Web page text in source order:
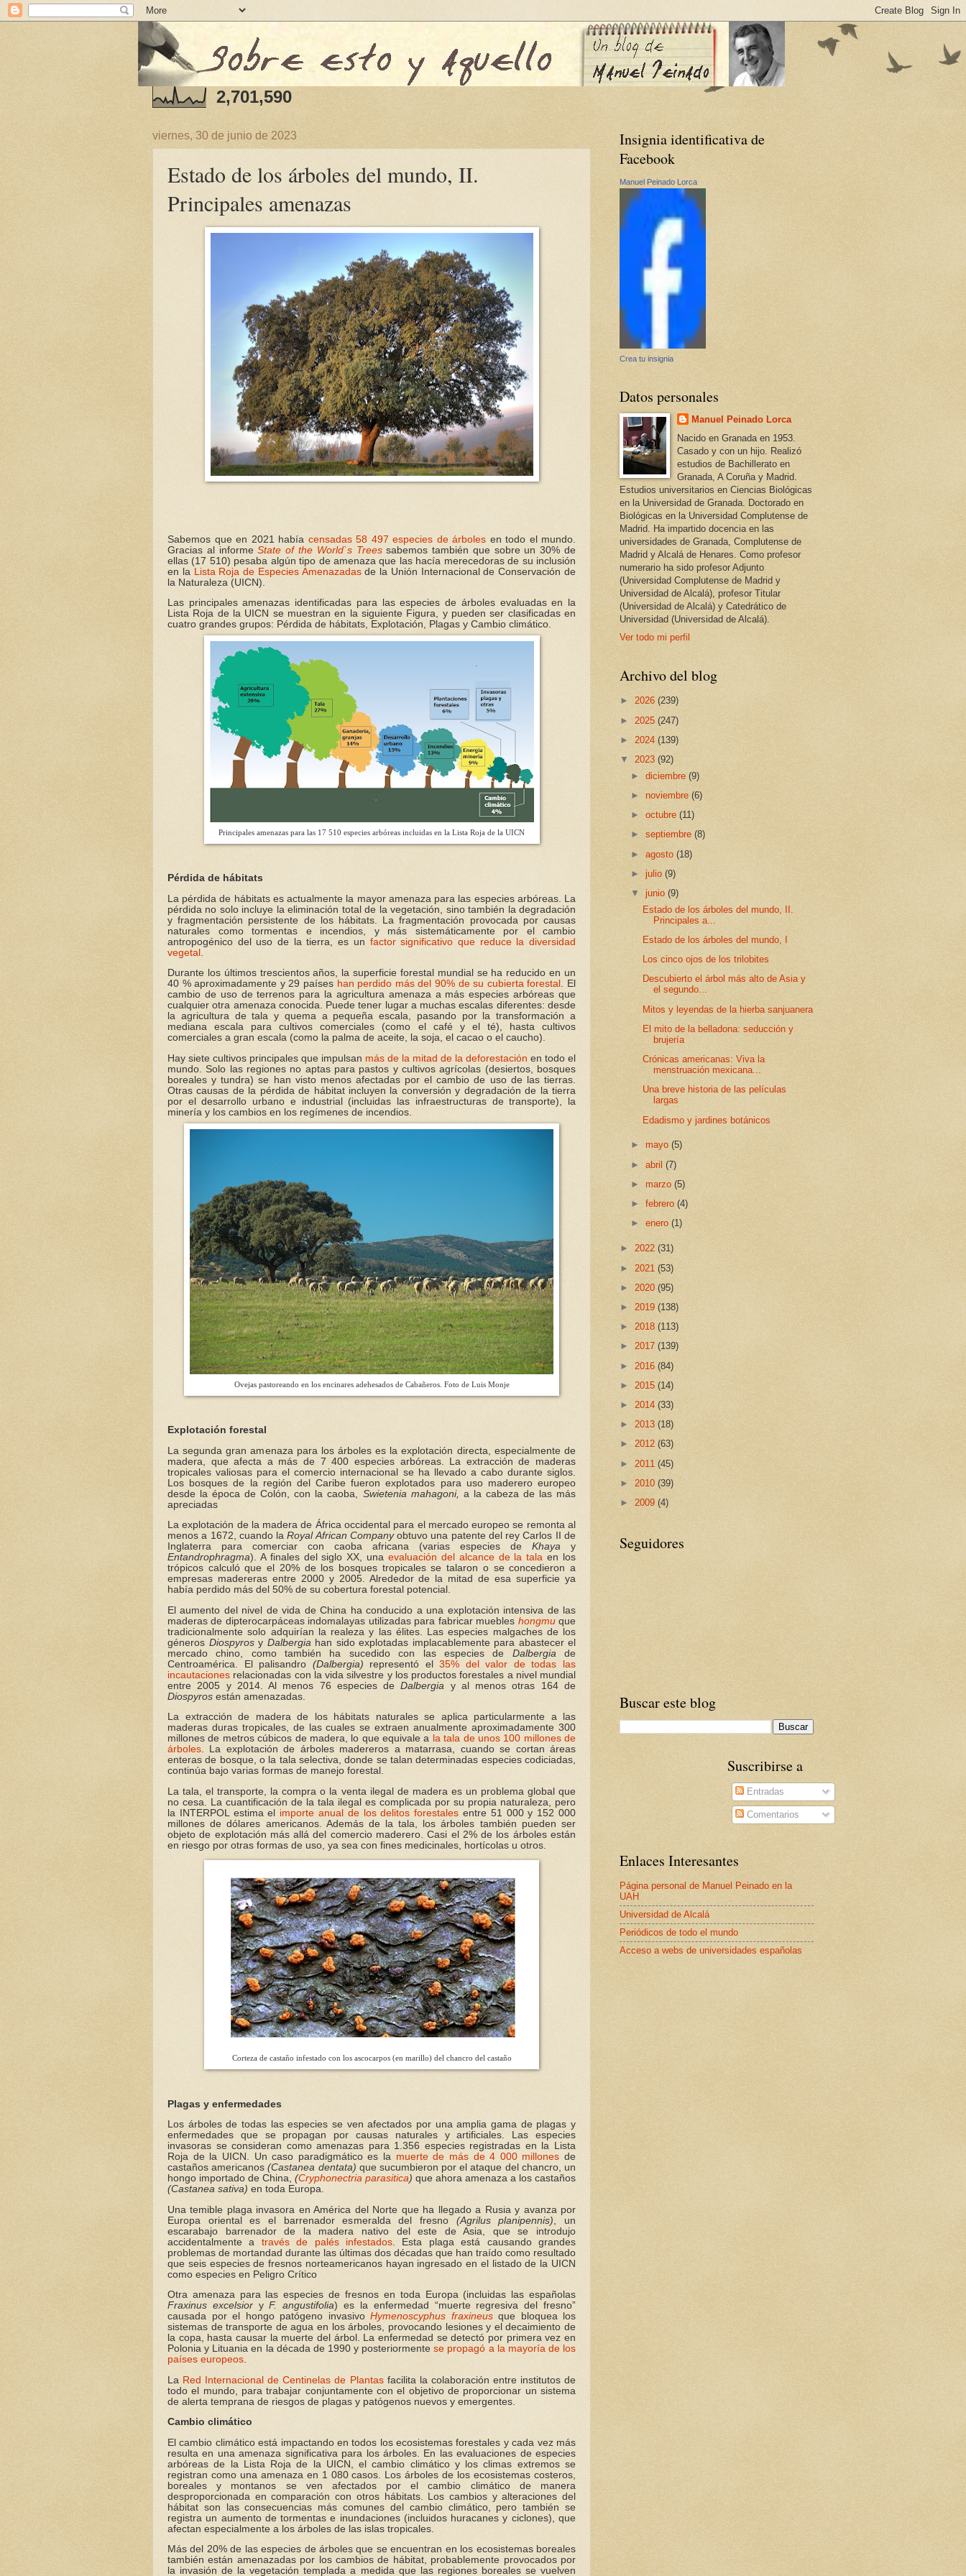
2,701,590
viernes, 30 de junio de 2023
Estado de los árboles del mundo, II.
Principales amenazas
Sabemos que en 2021 había censadas 58 497 especies de árboles en todo el mundo.
Gracias al informeState of the World`s Treessabemos también que sobre un 30% de
ellas (17 510) pesaba algún tipo de amenaza que las hacía merecedoras de su inclusión
en la Lista Roja de Especies Amenazadasde la Unión Internacional de Conservación de
la Naturaleza (UICN).
Las principales amenazas identificadas para las especies de árboles evaluadas en la
Lista Roja de la UICN se muestran en la siguiente Figura, y pueden ser clasificadas en
cuatro grandes grupos: Pérdida de hábitats, Explotación, Plagas y Cambio climático.
Principales amenazas para las 17 510 especies arbóreas incluidas en la Lista Roja de la UICN
Pérdida de hábitats
La pérdida de hábitats es actualmente la mayor amenaza para las especies arbóreas. La
pérdida no solo incluye la eliminación total de la vegetación, sino también la degradación
y fragmentación persistente de los hábitats. La fragmentación provocada por causas
naturales como tormentas e incendios, y más sistemáticamente por el cambio
antropogénico del uso de la tierra, es un factor significativo que reduce la diversidad
vegetal
Durante los últimos trescientos años, la superficie forestal mundial se ha reducido en un
40 % aproximadamente y 29 países han perdido más del 90% de su cubierta forestal . El
cambio de uso de terrenos para la agricultura amenaza a más especies arbóreas que
cualquier otra amenaza conocida. Puede tener lugar a muchas escalas diferentes: desde
la agricultura de tala y quema a pequeña escala, pasando por la transformación a
mediana escala para cultivos comerciales (como el café y el té), hasta cultivos
comerciales a gran escala (como la palma de aceite, la soja, el cacao o el caucho).
Hay siete cultivos principales que impulsan más de la mitad de la deforestación en todo el
mundo. Solo las regiones no aptas para pastos y cultivos agrícolas (desiertos, bosques
boreales y tundra) se han visto menos afectadas por el cambio de uso de las tierras.
Otras causas de la pérdida de hábitat incluyen la conversión y degradación de la tierra
por el desarrollo urbano e industrial (incluidas las infraestructuras de transporte), la
minería y los cambios en los regímenes de incendios.
Ovejas pastoreando en los encinares adehesados de Cabañeros. Foto de Luis Monje
Explotación forestal
La segunda gran amenaza para los árboles es la explotación directa, especialmente de
madera, que afecta a más de 7 400 especies arbóreas. La extracción de maderas
tropicales valiosas para el comercio internacional se ha llevado a cabo durante siglos.
Los bosques de la región del Caribe fueron explotados para uso maderero europeo
desde la época de Colón, con la caoba, Swietenia mahagoni, a la cabeza de las más
apreciadas
La explotación de la madera de África occidental para el mercado europeo se remonta al
menos a 1672, cuando laRoyal African Companyobtuvo una patente del rey Carlos II de
Inglaterra para comerciar con caoba africana (varias especies de Khaya y
Entandrophragma). A finales del siglo XX, una evaluación del alcance de la tala en los
trópicos calculó que el 20% de los bosques tropicales se talaron o se concedieron a
empresas madereras entre 2000 y 2005. Alrededor de la mitad de esa superficie ya
había perdido más del 50% de su cobertura forestal potencial.
El aumento del nivel de vida de China ha conducido a una explotación intensiva de las
maderas de dipterocarpáceas indomalayas utilizadas para fabricar muebles hongmuque
tradicionalmente solo adquirían la realeza y las élites. Las especies malgaches de los
géneros Diospyrosy Dalbergia han sido explotadas implacablemente para abastecer el
mercado chino, como también ha sucedido con las especies de Dalbergia de
Centroamérica. El palisandro (Dalbergia) representó el35% del valor de todas las
incautaciones relacionadas con la vida silvestre y los productos forestales a nivel mundial
entre 2005 y 2014. Al menos 76 especies deDalbergia y al menos otras 164 de
Diospyros están amenazadas.
La extracción de madera de los hábitats naturales se aplica particularmente a las
maderas duras tropicales, de las cuales se extraen anualmente aproximadamente 300
millones de metros cúbicos de madera, lo que equivale a la tala de unos 100 millones de
árboles. La explotación de árboles madereros a matarrasa, cuando se cortan áreas
enteras de bosque, o la tala selectiva, donde se talan determinadas especies codiciadas,
continúa bajo varias formas de manejo forestal.
La tala, el transporte, la compra o la venta ilegal de madera es un problema global que
no cesa. La cuantificación de la tala ilegal es complicada por su propia naturaleza, pero
la INTERPOL estima el importe anual de los delitos forestales entre 51 000 y 152 000
millones de dólares americanos. Además de la tala, los árboles también pueden ser
objeto de explotación más allá del comercio maderero. Casi el 2% de los árboles están
en riesgo por otras formas de uso, ya sea con fines medicinales, hortícolas u otros.
Corteza de castaño infestado con los ascocarpos (en marillo) del chancro del castaño
Plagas y enfermedades
Los árboles de todas las especies se ven afectados por una amplia gama de plagas y
enfermedades que se propagan por causas naturales y artificiales. Las especies
invasoras se consideran como amenazas para 1.356 especies registradas en la Lista
Roja de la UICN. Un caso paradigmático es la muerte de más de 4 000 millones de
castaños americanos(Castanea dentata) que sucumbieron por el ataque del chancro, un
hongo importado de China, (Cryphonectria parasitica) que ahora amenaza a los castaños
(Castanea sativa) en toda Europa.
Una temible plaga invasora en América del Norte que ha llegado a Rusia y avanza por
Europa oriental es el barrenador esmeralda del fresno (Agrilus planipennis) , un
escarabajo barrenador de la madera nativo del este de Asia, que se introdujo
accidentalmente a través de palés infestados
Esta plaga está causando grandes
problemas de mortandad durante las últimas dos décadas que han traído como resultado
que seis especies de fresnos norteamericanos hayan ingresado en el listado de la UICN
como especies en Peligro Crítico
Otra amenaza para las especies de fresnos en toda Europa (incluidas las españolas
Fraxinus excelsioryF. angustifolia) es la enfermedad “muerte regresiva del fresno”
causada por el hongo patógeno invasivo Hymenoscyphus fraxineusque bloquea los
sistemas de transporte de agua en los árboles, provocando lesiones y el decaimiento de
la copa, hasta causar la muerte del árbol. La enfermedad se detectó por primera vez en
Polonia y Lituania en la década de 1990 y posteriormentese propagó a la mayoría de los
países europeos.
La Red Internacional de Centinelas de Plantasfacilita la colaboración entre institutos de
todo el mundo, para trabajar conjuntamente con el objetivo de proporcionar un sistema
de alerta temprana de riesgos de plagas y patógenos nuevos y emergentes.
Cambio climático
El cambio climático está impactando en todos los ecosistemas forestales y cada vez más
resulta en una amenaza significativa para los árboles. En las evaluaciones de especies
arbóreas de la Lista Roja de la UICN, el cambio climático y los climas extremos se
registran como una amenaza en 1 080 casos. Los árboles de los ecosistemas costeros,
boreales y montanos se ven afectados por el cambio climático de manera
desproporcionada en comparación con otros hábitats. Los cambios y alteraciones del
hábitat son las consecuencias más comunes del cambio climático, pero también se
registra un aumento de tormentas e inundaciones (incluidos huracanes y ciclones), que
afectan especialmente a los árboles de las islas tropicales.
Más del 20% de las especies de árboles que se encuentran en los ecosistemas boreales
también están amenazadas por los cambios de hábitat, probablemente provocados por
la invasión de la vegetación templada a medida que las regiones boreales se vuelven
Insignia identificativa de
Facebook
Manuel Peinado Lorca
Crea tu insignia
Datos personales
Manuel Peinado Lorca
Nacido en Granada en 1953.
Casado y con un hijo. Realizó
estudios de Bachillerato en
Granada, A Coruña y Madrid.
Estudios universitarios en Ciencias Biológicas
en la Universidad de Granada. Doctorado en
Biológicas en la Universidad Complutense de
Madrid. Ha impartido docencia en las
universidades de Granada, Complutense de
Madrid y Alcalá de Henares. Como profesor
numerario ha sido profesor Adjunto
(Universidad Complutense de Madrid y
Universidad de Alcalá), profesor Titular
(Universidad de Alcalá) y Catedrático de
Universidad (Universidad de Alcalá).
Ver todo mi perfil
Archivo del blog
► 2026 (239)
► 2025 (247)
► 2024 (139)
▼ 2023 (92)
►diciembre(9)
►noviembre(6)
►octubre(11)
►septiembre(8)
►agosto(18)
► julio(9)
▼junio(9)
Estado de los árboles del mundo, II.
Principales a...
Estado de los árboles del mundo, I
Los cinco ojos de los trilobites
Descubierto el árbol más alto de Asia y
el segundo...
Mitos y leyendas de la hierba sanjuanera
El mito de la belladona: seducción y
brujería
Crónicas americanas: Viva la
menstruación mexicana...
Una breve historia de las películas
largas
Edadismo y jardines botánicos
►mayo(5)
►abril(7)
►marzo(5)
►febrero(4)
►enero(1)
► 2022 (31)
► 2021 (53)
► 2020 (95)
► 2019 (138)
► 2018 (113)
► 2017 (139)
► 2016 (84)
► 2015 (14)
► 2014 (33)
► 2013 (18)
► 2012 (63)
► 2011 (45)
► 2010 (39)
► 2009 (4)
Seguidores
Buscar este blog
Suscribirse a
Entradas
Comentarios
Enlaces Interesantes
Página personal de Manuel Peinado en la
UAH
Universidad de Alcalá
Periódicos de todo el mundo
Acceso a webs de universidades españolas